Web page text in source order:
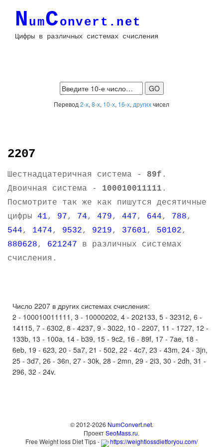
NumConvert.net
Цифры в различных системах счисления
Перевод 2-х, 8-х, 10-х, 16-х, другихчисел
2207
Шестнадцатеричная система - 89f .
Двоичная система - 100010011111 .
Посмотрите так же как пишутся десятичные
цифры 41, 97, 74, 479, 447, 644, 788,
544, 1474, 9532, 9219, 37601, 50102,
880628, 621247 в различных системах
счисления.
Число 2207 в других системах счисления:
2 - 100010011111, 3 - 10000202, 4 - 202133, 5 - 32312, 6 -
14115, 7 - 6302, 8 - 4237, 9 - 3022, 10 - 2207, 11 - 1727, 12 -
133b, 13 - 100a, 14 - b39, 15 - 9c2, 16 - 89f, 17 - 7ae, 18 -
6eb, 19 - 623, 20 - 5a7, 21 - 502, 22 - 4c7, 23 - 43m, 24 - 3jn,
25 - 3d7, 26 - 36n, 27 - 30k, 28 - 2mn, 29 - 2i3, 30 - 2dh, 31 -
296, 32 - 24v.
© 2012-2026 NumConvert.net.
ПроектSeoMass.ru.
Free Weight loss Diet Tips -
https://weightlossdietforyou.com/